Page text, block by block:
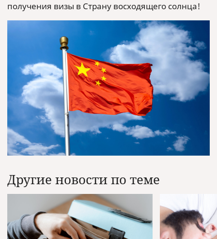
получения визы в Страну восходящего солнца!
Другие новости по теме